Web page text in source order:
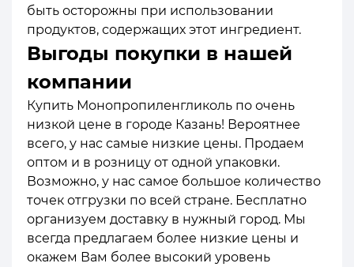
быть осторожны при использовании
продуктов, содержащих этот ингредиент.
Выгоды покупки в нашей
компании
Купить Монопропиленгликоль по очень
низкой цене в городе Казань! Вероятнее
всего, у нас самые низкие цены. Продаем
оптом и в розницу от одной упаковки.
Возможно, у нас самое большое количество
точек отгрузки по всей стране. Бесплатно
организуем доставку в нужный город. Мы
всегда предлагаем более низкие цены и
окажем Вам более высокий уровень